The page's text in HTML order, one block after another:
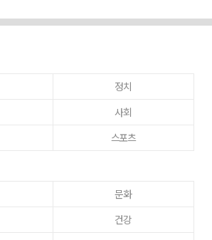
정치
사회
스포츠
문화
건강